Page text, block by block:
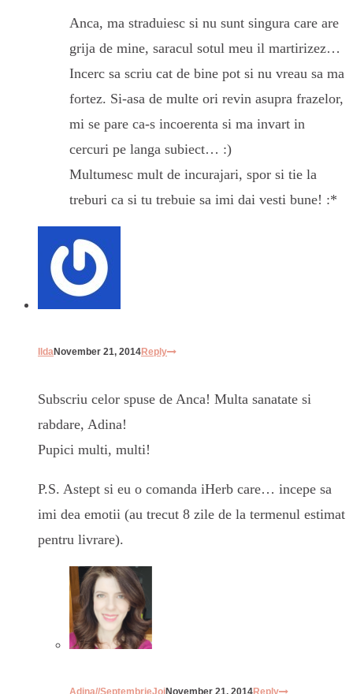
Anca, ma straduiesc si nu sunt singura care are
grija de mine, saracul sotul meu il martirizez…
Incerc sa scriu cat de bine pot si nu vreau sa ma
fortez. Si-asa de multe ori revin asupra frazelor,
mi se pare ca-s incoerenta si ma invart in
cercuri pe langa subiect… :)
Multumesc mult de incurajari, spor si tie la
treburi ca si tu trebuie sa imi dai vesti bune! :*
IldaNovember 21, 2014Reply
Subscriu celor spuse de Anca! Multa sanatate si
rabdare, Adina!
Pupici multi, multi!
P.S. Astept si eu o comanda iHerb care… incepe sa
imi dea emotii (au trecut 8 zile de la termenul estimat
pentru livrare).
Adina//SeptembrieJoiNovember 21, 2014Reply